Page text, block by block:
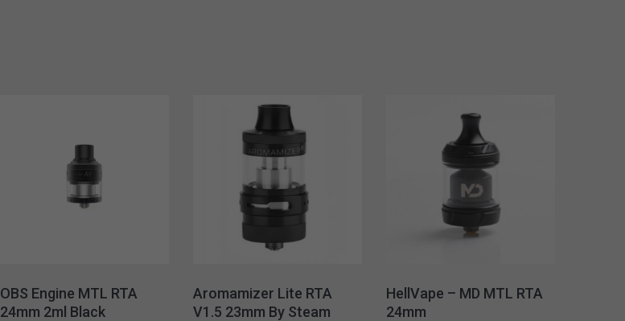
OBS Engine MTL RTA
24mm 2ml Black
Aromamizer Lite RTA
V1.5 23mm By Steam
HellVape – MD MTL RTA
24mm